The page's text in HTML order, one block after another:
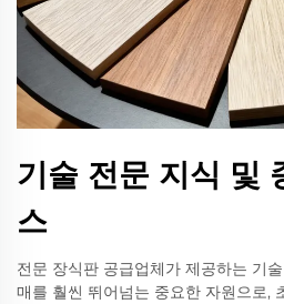
기술 전문 지식 및
스
전문 장식판 공급업체가 제공하는 기
매를 훨씬 뛰어넘는 중요한 자원으로,